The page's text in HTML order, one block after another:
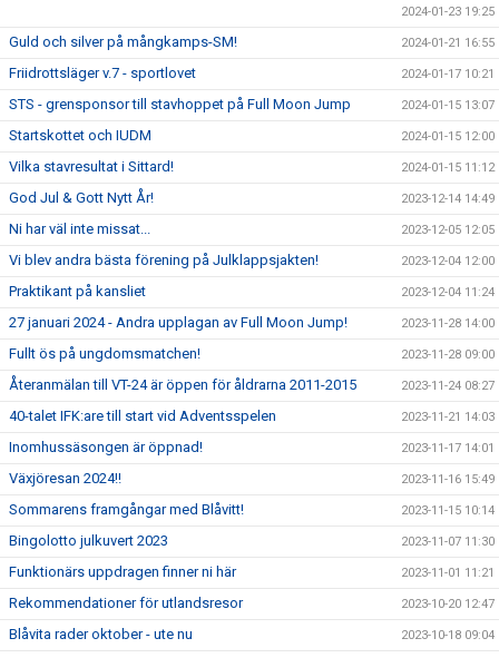
2024-01-23 19:25
Guld och silver på mångkamps-SM! 2024-01-21 16:55
Friidrottsläger v.7 - sportlovet 2024-01-17 10:21
STS - grensponsor till stavhoppet på Full Moon Jump 2024-01-15 13:07
Startskottet och IUDM 2024-01-15 12:00
Vilka stavresultat i Sittard! 2024-01-15 11:12
God Jul & Gott Nytt År! 2023-12-14 14:49
Ni har väl inte missat... 2023-12-05 12:05
Vi blev andra bästa förening på Julklappsjakten! 2023-12-04 12:00
Praktikant på kansliet 2023-12-04 11:24
27 januari 2024 - Andra upplagan av Full Moon Jump! 2023-11-28 14:00
Fullt ös på ungdomsmatchen! 2023-11-28 09:00
Återanmälan till VT-24 är öppen för åldrarna 2011-2015 2023-11-24 08:27
40-talet IFK:are till start vid Adventsspelen 2023-11-21 14:03
Inomhussäsongen är öppnad! 2023-11-17 14:01
Växjöresan 2024!! 2023-11-16 15:49
Sommarens framgångar med Blåvitt! 2023-11-15 10:14
Bingolotto julkuvert 2023 2023-11-07 11:30
Funktionärs uppdragen finner ni här 2023-11-01 11:21
Rekommendationer för utlandsresor 2023-10-20 12:47
Blåvita rader oktober - ute nu 2023-10-18 09:04